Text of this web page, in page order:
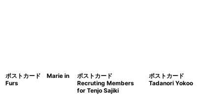
ポストカード Marie in
Furs
ポストカード
Recruting Members
for Tenjo Sajiki
ポストカード
Tadanori Yokoo